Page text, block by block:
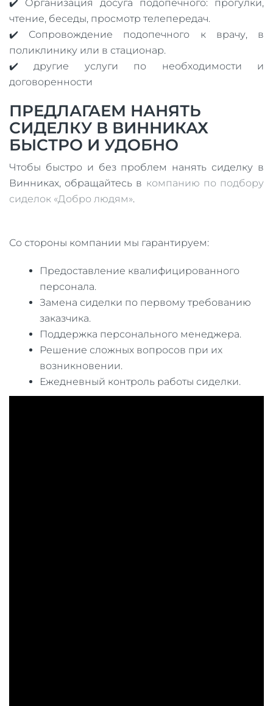
✔️ Организация досуга подопечного: прогулки,
чтение, беседы, просмотр телепередач.
✔️ Сопровождение подопечного к врачу, в
поликлинику или в стационар.
✔️ другие услуги по необходимости и
договоренности
ПРЕДЛАГАЕМ НАНЯТЬ
СИДЕЛКУ В ВИННИКАХ
БЫСТРО И УДОБНО
Чтобы быстро и без проблем нанять сиделку в
Винниках, обращайтесь в компанию по подбору
сиделок «Добро людям».
Со стороны компании мы гарантируем:
Предоставление квалифицированного
персонала.
Замена сиделки по первому требованию
заказчика.
Поддержка персонального менеджера.
Решение сложных вопросов при их
возникновении.
Ежедневный контроль работы сиделки.